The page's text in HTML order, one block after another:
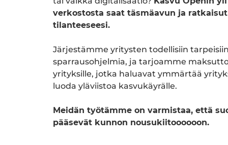
verkostosta saat täsmäavun ja
tilanteeseesi.
Järjestämme yritysten todellisiin
sparrausohjelmia, ja tarjoamme
yrityksille, jotka haluavat ymmärtää
luoda yläviistoa kasvukäyrälle.
Meidän työtämme on varmistaa, että
pääsevät kunnon nousukiitoooooon.